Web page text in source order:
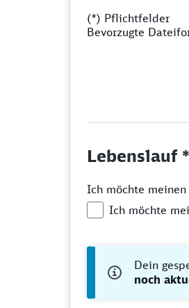
(*) Pflichtfelder
Bevorzugte
Lebenslauf *
Ich möchte
Ich möchte
Dein
noch